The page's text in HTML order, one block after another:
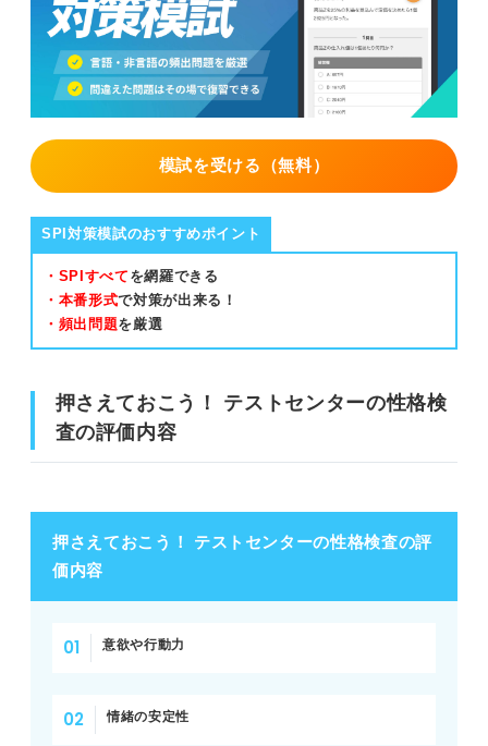
模試を受ける（無料）
SPI対策模試のおすすめポイント
・SPIすべて を網羅できる
・本番形式で対策が出来る！
・頻出問題を厳選
押さえておこう！ テストセンターの性格検
査の評価内容
押さえておこう！ テストセンターの性格検査の評
価内容
意欲や行動力
情緒の安定性